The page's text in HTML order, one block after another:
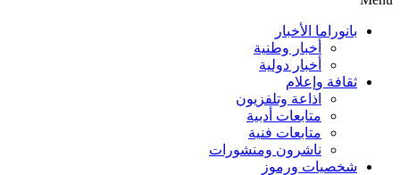
بانوراما الأخبار
أخبار وطنية
أخبار دولية
ثقافة وإعلام
اذاعة وتلفزيون
متابعات أدبية
متابعات فنية
ناشرون ومنشورات
شخصيات ورموز